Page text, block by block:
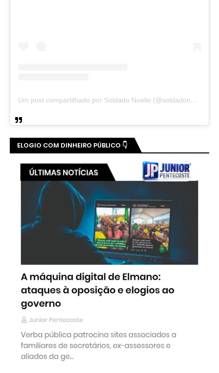
Um post compartilhado por Soldado Noelio (@soldadonoelio)
ELOGIO COM DINHEIRO PÚBLICO 👇